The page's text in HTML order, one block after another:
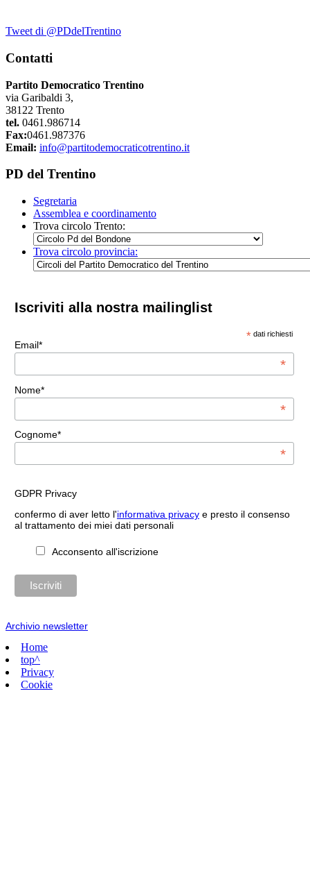
Tweet di @PDdelTrentino
Contatti
Partito Democratico Trentino
via Garibaldi 3,
38122 Trento
tel. 0461.986714
Fax:0461.987376
Email: info@partitodemocraticotrentino.it
PD del Trentino
Segretaria
Assemblea e coordinamento
Trova circolo Trento:
Trova circolo provincia:
Iscriviti alla nostra mailinglist
* dati richiesti
Email*
*
Nome*
*
Cognome*
*
GDPR Privacy
confermo di aver letto l'informativa privacye presto il consenso
al trattamento dei miei dati personali
Acconsento all'iscrizione
Archivio newsletter
Home
top^
Privacy
Cookie